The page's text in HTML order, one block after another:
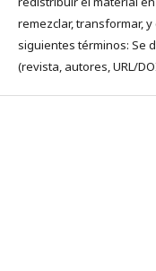
remezclar, transformar,
siguientes términos: Se
(revista, autores, URL/